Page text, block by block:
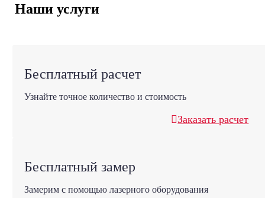
Наши услуги
Бесплатный расчет
Узнайте точное количество и стоимость
Заказать расчет
Бесплатный замер
Замерим с помощью лазерного оборудования